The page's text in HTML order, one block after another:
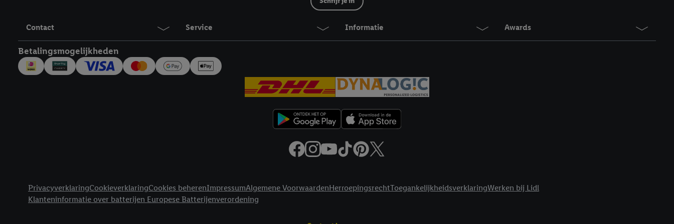
Contact Service Informatie Awards
Betalingsmogelijkheden
PrivacyverklaringCookieverklaringCookies beherenImpressumAlgemene VoorwaardenHerroepingsrechtToegankelijkheidsverklaringWerken bij Lidl
Klanteninformatie over batterijen Europese Batterijenverordening